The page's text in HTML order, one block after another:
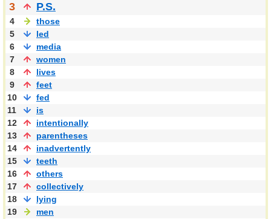
3
P.S.
4
those
5
led
6
media
7
women
8
lives
9
feet
10
fed
11
is
12
intentionally
13
parentheses
14
inadvertently
15
teeth
16
others
17
collectively
18
lying
19
men